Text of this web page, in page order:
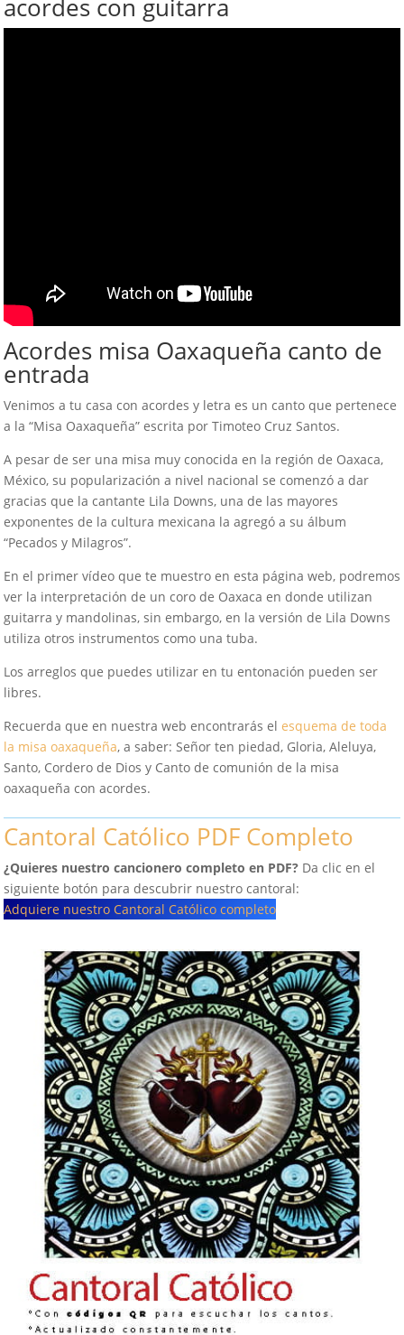
acordes con guitarra
Acordes misa Oaxaqueña canto de
entrada
Venimos a tu casa con acordes y letra es un canto que pertenece
a la “Misa Oaxaqueña” escrita por Timoteo Cruz Santos.
A pesar de ser una misa muy conocida en la región de Oaxaca,
México, su popularización a nivel nacional se comenzó a dar
gracias que la cantante Lila Downs, una de las mayores
exponentes de la cultura mexicana la agregó a su álbum
“Pecados y Milagros”.
En el primer vídeo que te muestro en esta página web, podremos
ver la interpretación de un coro de Oaxaca en donde utilizan
guitarra y mandolinas, sin embargo, en la versión de Lila Downs
utiliza otros instrumentos como una tuba.
Los arreglos que puedes utilizar en tu entonación pueden ser
libres.
Recuerda que en nuestra web encontrarás el esquema de toda
la misa oaxaqueña, a saber: Señor ten piedad, Gloria, Aleluya,
Santo, Cordero de Dios y Canto de comunión de la misa
oaxaqueña con acordes.
Cantoral Católico PDF Completo
¿Quieres nuestro cancionero completo en PDF? Da clic en el
siguiente botón para descubrir nuestro cantoral:
Adquiere nuestro Cantoral Católico completo